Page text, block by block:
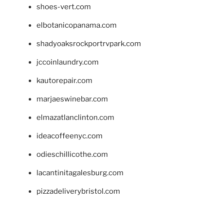
shoes-vert.com
elbotanicopanama.com
shadyoaksrockportrvpark.com
jccoinlaundry.com
kautorepair.com
marjaeswinebar.com
elmazatlanclinton.com
ideacoffeenyc.com
odieschillicothe.com
lacantinitagalesburg.com
pizzadeliverybristol.com